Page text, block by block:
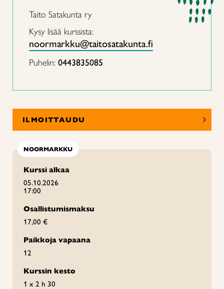
Taito Satakunta ry
Kysy lisää kurssista:
noormarkku@taitosatakunta.fi
Puhelin: 0443835085
ILMOITTAUDU
NOORMARKKU
Kurssi alkaa
05.10.2026
17:00
Osallistumismaksu
17,00 €
Paikkoja vapaana
12
Kurssin kesto
1 x 2 h 30